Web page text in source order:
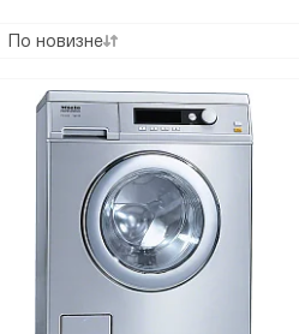
По новизне